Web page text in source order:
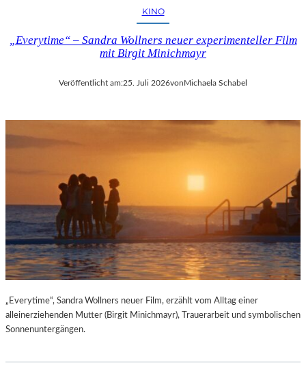
KINO
„Everytime“ – Sandra Wollners neuer experimenteller Film
mit Birgit Minichmayr
Veröffentlicht am:25. Juli 2026vonMichaela Schabel
„Everytime“, Sandra Wollners neuer Film, erzählt vom Alltag einer
alleinerziehenden Mutter (Birgit Minichmayr), Trauerarbeit und symbolischen
Sonnenuntergängen.